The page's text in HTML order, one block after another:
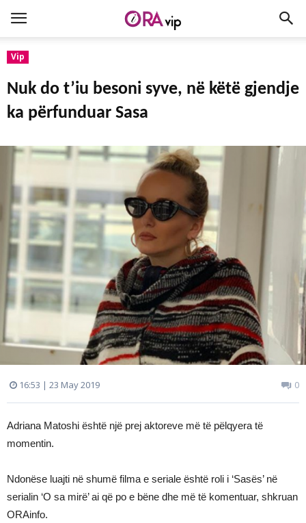
Vip
Nuk do t’iu besoni syve, në këtë gjendje
ka përfunduar Sasa
16:53 | 23 May 2019 0
Adriana Matoshi është një prej aktoreve më të pëlqyera të
momentin.
Ndonëse luajti në shumë filma e seriale është roli i ‘Sasës’ në
serialin ‘O sa mirë’ ai që po e bëne dhe më të komentuar, shkruan
ORAinfo.